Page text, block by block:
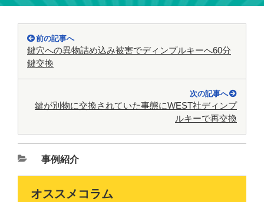
前の記事へ
鍵穴への異物詰め込み被害でディンプルキーへ60分
鍵交換
次の記事へ
鍵が別物に交換されていた事態にWEST社ディンプ
ルキーで再交換
事例紹介
オススメコラム